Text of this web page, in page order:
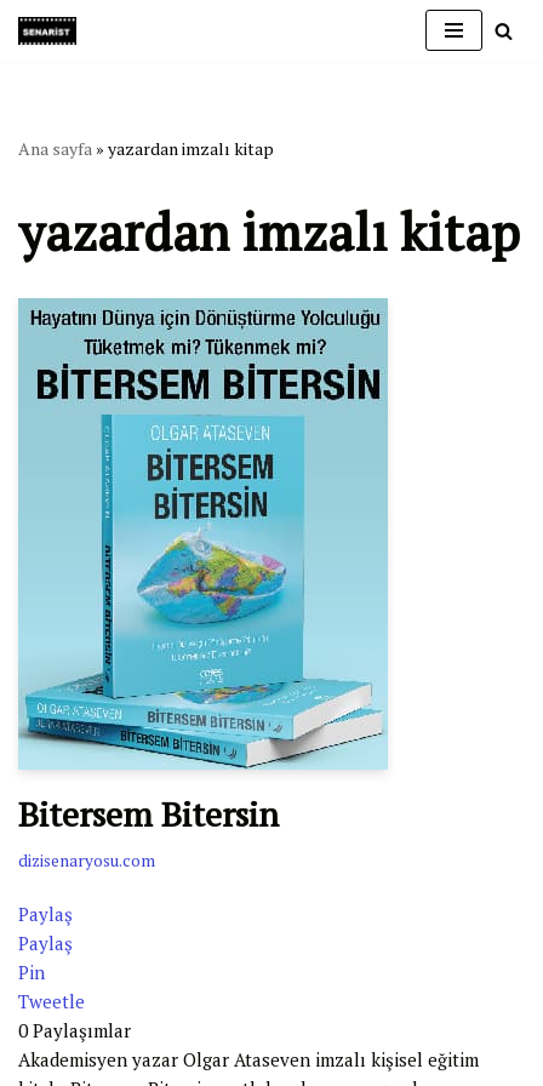
Ana sayfa » yazardan imzalı kitap
yazardan imzalı kitap
Bitersem Bitersin
dizisenaryosu.com
Paylaş
Paylaş
Pin
Tweetle
0Paylaşımlar
Akademisyen yazar Olgar Ataseven imzalı kişisel eğitim